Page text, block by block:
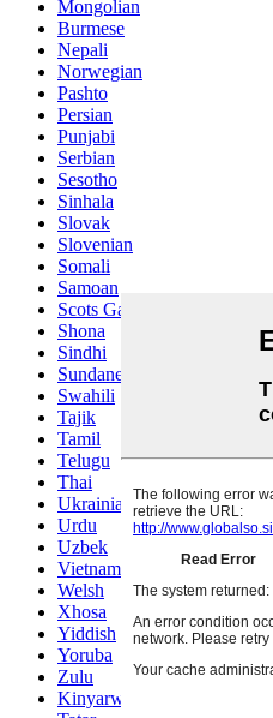
Mongolian
Burmese
Nepali
Norwegian
Pashto
Persian
Punjabi
Serbian
Sesotho
Sinhala
Slovak
Slovenian
Somali
Samoan
Scots Gaelic
Shona
Sindhi
Sundanese
Swahili
Tajik
Tamil
Telugu
Thai
Ukrainian
Urdu
Uzbek
Vietnamese
Welsh
Xhosa
Yiddish
Yoruba
Zulu
Kinyarwanda